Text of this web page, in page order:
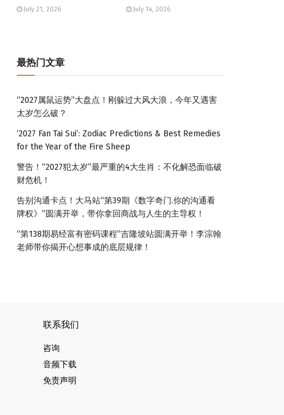
July 21, 2026 July 14, 2026
最热门文章
“2027属鼠运势”大盘点！刚躲过大风大浪，今年又遇害
太岁怎么破？
‘2027 Fan Tai Sui’: Zodiac Predictions & Best Remedies
for the Year of the Fire Sheep
警告！“2027犯太岁”最严重的4大生肖：不化解恐面临破
财危机！
告别沟通卡点！大马站“第39期《数字奇门.你的沟通看
牌权》”圆满开举，带你拿回商战与人生的主导权！
“第138期易经富有密码课程”吉隆坡站圆满开举！李淙翰
老师带你揭开心想事成的底层规律！
联系我们
咨询
音频下载
免责声明